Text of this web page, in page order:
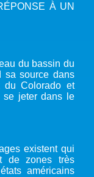
À UN
du bassin du
sa source dans
du Colorado et
se jeter dans le
existent qui
de zones très
américains